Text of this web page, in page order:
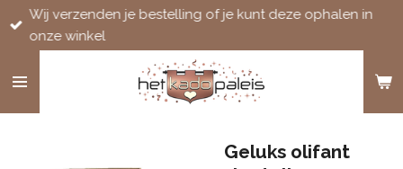
Ga
direct
de
Wij verzenden je bestelling of je kunt deze ophalen in
onze winkel
Geluks olifant